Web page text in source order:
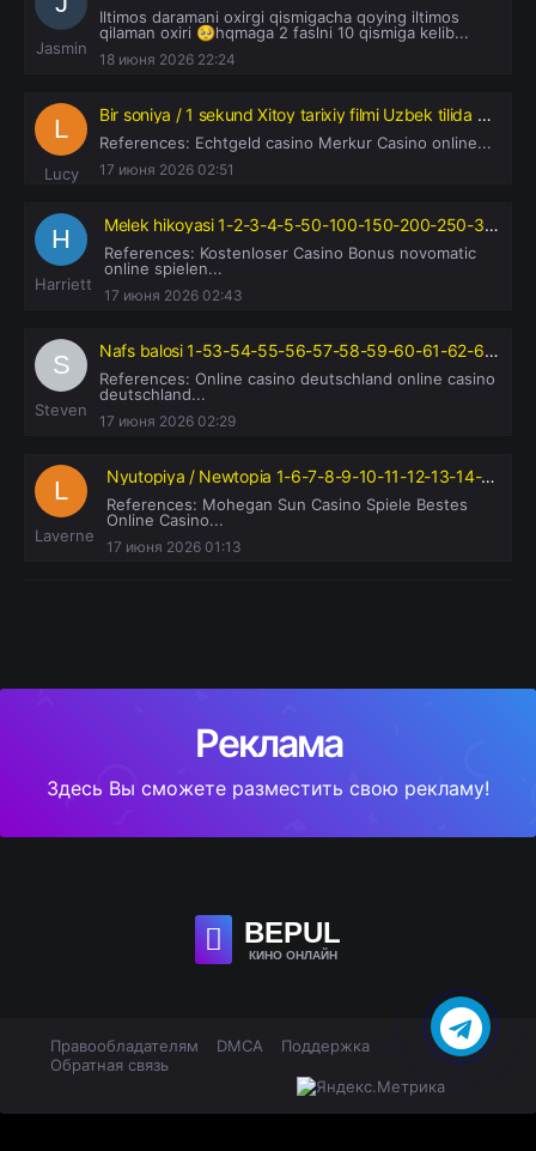
Iltimos daramani oxirgi qismigacha qoying iltimos
qilaman oxiri 🥺hqmaga 2 faslni 10 qismiga kelib...
18 июня 2026 22:24
Jasmin
Bir soniya / 1 sekund Xitoy tarixiy filmi Uzbek tilida 2019 tarjima kino
References: Echtgeld casino Merkur Casino online...
17 июня 2026 02:51
Lucy
Melek hikoyasi 1-2-3-4-5-50-100-150-200-250-300 qism Turk seriali barcha qismlar Uzbek tilida 2021 HD
References: Kostenloser Casino Bonus novomatic
online spielen...
17 июня 2026 02:43
Harriett
Nafs balosi 1-53-54-55-56-57-58-59-60-61-62-63-64 Qism milliy serial uzbek o'zbek tilida 2024
References: Online casino deutschland online casino
deutschland...
17 июня 2026 02:29
Steven
Nyutopiya / Newtopia 1-6-7-8-9-10-11-12-13-14-15 Qism koreys serial barcha qismlari uzbek o'zbek tilida
References: Mohegan Sun Casino Spiele Bestes
Online Casino...
17 июня 2026 01:13
Laverne
Реклама
Здесь Вы сможете разместить свою рекламу!
BEPUL
КИНО ОНЛАЙН
Правообладателям DMCA
Поддержка
Обратная связь